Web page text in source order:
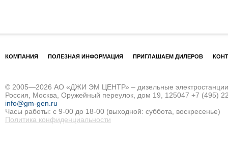
КОМПАНИЯ ПОЛЕЗНАЯ ИНФОРМАЦИЯ ПРИГЛАШАЕМ ДИЛЕРОВ
© 2005—2026 АО «ДЖИ ЭМ ЦЕНТР» – дизельные электростанции
Россия, Москва, Оружейный переулок, дом 19, 125047 +7 (495)
info@gm-gen.ru
Часы работы: с 9-00 до 18-00 (выходной: суббота, воскресенье)
Политика конфиденциальности